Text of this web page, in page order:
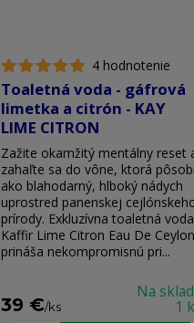
4 hodnotenie
Toaletná voda - gáfrová
limetka a citrón - KAY
LIME CITRON
Zažite okamžitý mentálny reset
zahaľte sa do vône, ktorá
ako blahodarný, hlboký nádych
uprostred panenskej
prírody. Exkluzívna toaletná voda
Kaffir Lime Citron Eau De Ceylon
prináša nekompromisnú pri...
39 €/ks
Na
1